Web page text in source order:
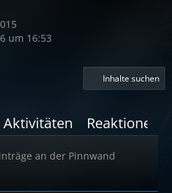
um 16:53
Inhalte suchen
Aktivitäten Reaktionen
an der Pinnwand